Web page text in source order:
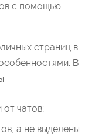
с помощью
страниц в
В
чатов;
а не выделены